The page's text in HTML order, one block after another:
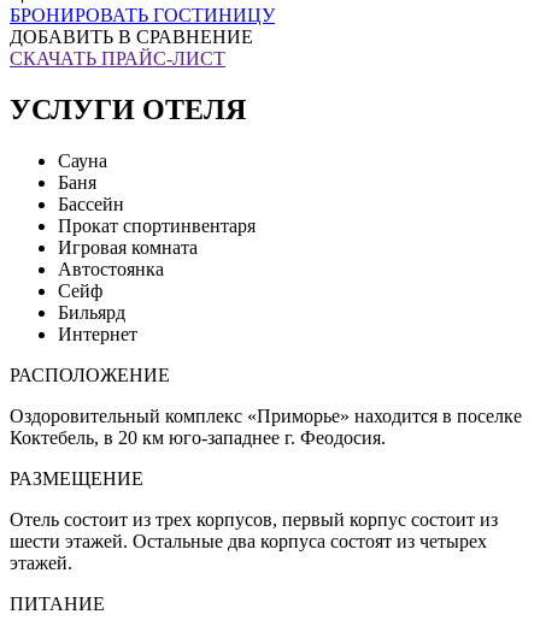
БРОНИРОВАТЬ ГОСТИНИЦУ
ДОБАВИТЬ В СРАВНЕНИЕ
СКАЧАТЬ ПРАЙС-ЛИСТ
УСЛУГИ ОТЕЛЯ
Сауна
Баня
Бассейн
Прокат спортинвентаря
Игровая комната
Автостоянка
Сейф
Бильярд
Интернет
РАСПОЛОЖЕНИЕ
Оздоровительный комплекс «Приморье» находится в поселке
Коктебель, в 20 км юго-западнее г. Феодосия.
РАЗМЕЩЕНИЕ
Отель состоит из трех корпусов, первый корпус состоит из
шести этажей. Остальные два корпуса состоят из четырех
этажей.
ПИТАНИЕ